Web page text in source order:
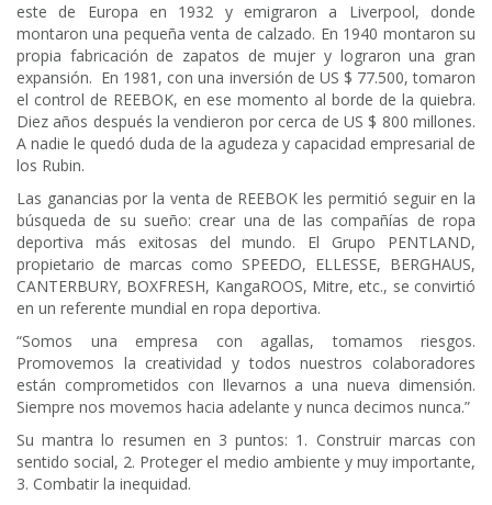
este de Europa en 1932 y emigraron a Liverpool, donde
montaron una pequeña venta de calzado. En 1940 montaron su
propia fabricación de zapatos de mujer y lograron una gran
expansión. En 1981, con una inversión de US $ 77.500, tomaron
el control de REEBOK, en ese momento al borde de la quiebra.
Diez años después la vendieron por cerca de US $ 800 millones.
A nadie le quedó duda de la agudeza y capacidad empresarial de
los Rubin.
Las ganancias por la venta de REEBOK les permitió seguir en la
búsqueda de su sueño: crear una de las compañías de ropa
deportiva más exitosas del mundo. El Grupo PENTLAND,
propietario de marcas como SPEEDO, ELLESSE, BERGHAUS,
CANTERBURY, BOXFRESH, KangaROOS, Mitre, etc., se convirtió
en un referente mundial en ropa deportiva.
“Somos una empresa con agallas, tomamos riesgos.
Promovemos la creatividad y todos nuestros colaboradores
están comprometidos con llevarnos a una nueva dimensión.
Siempre nos movemos hacia adelante y nunca decimos nunca.”
Su mantra lo resumen en 3 puntos: 1. Construir marcas con
sentido social, 2. Proteger el medio ambiente y muy importante,
3. Combatir la inequidad.